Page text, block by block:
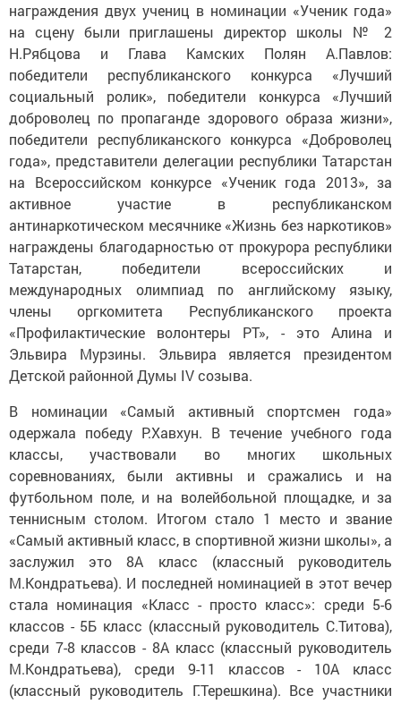
награждения двух учениц в номинации «Ученик года»
на сцену были приглашены директор школы № 2
Н.Рябцова и Глава Камских Полян А.Павлов:
победители республиканского конкурса «Лучший
социальный ролик», победители конкурса «Лучший
доброволец по пропаганде здорового образа жизни»,
победители республиканского конкурса «Доброволец
года», представители делегации республики Татарстан
на Всероссийском конкурсе «Ученик года 2013», за
активное участие в республиканском
антинаркотическом месячнике «Жизнь без наркотиков»
награждены благодарностью от прокурора республики
Татарстан, победители всероссийских и
международных олимпиад по английскому языку,
члены оргкомитета Республиканского проекта
«Профилактические волонтеры РТ», - это Алина и
Эльвира Мурзины. Эльвира является президентом
Детской районной Думы IV созыва.
В номинации «Самый активный спортсмен года»
одержала победу Р.Хавхун. В течение учебного года
классы, участвовали во многих школьных
соревнованиях, были активны и сражались и на
футбольном поле, и на волейбольной площадке, и за
теннисным столом. Итогом стало 1 место и звание
«Самый активный класс, в спортивной жизни школы», а
заслужил это 8А класс (классный руководитель
М.Кондратьева). И последней номинацией в этот вечер
стала номинация «Класс - просто класс»: среди 5-6
классов - 5Б класс (классный руководитель С.Титова),
среди 7-8 классов - 8А класс (классный руководитель
М.Кондратьева), среди 9-11 классов - 10А класс
(классный руководитель Г.Терешкина). Все участники